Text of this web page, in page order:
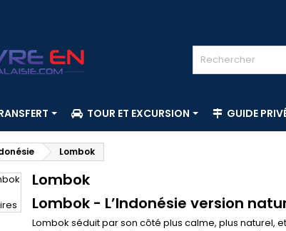
TOUR ET EXCURSION GUIDE
Lombok
Lombok
Lombok - L’Indonésie version
Lombok séduit par son côté plus calme, plus naturel,